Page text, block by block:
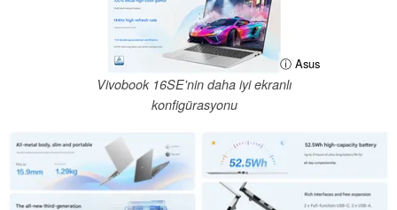
ⓘ Asus
Vivobook 16SE'nin daha iyi ekranlı
konfigürasyonu